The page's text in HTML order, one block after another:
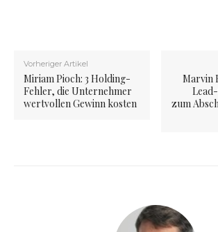
Vorheriger Artikel
Miriam Pioch: 3 Holding-
Fehler, die Unternehmer
wertvollen Gewinn kosten
Marvin
zum